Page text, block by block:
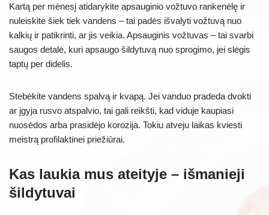
Kartą per mėnesį atidarykite apsauginio vožtuvo rankenėlę ir
nuleiskite šiek tiek vandens – tai padės išvalyti vožtuvą nuo
kalkių ir patikrinti, ar jis veikia. Apsauginis vožtuvas – tai svarbi
saugos detalė, kuri apsaugo šildytuvą nuo sprogimo, jei slėgis
taptų per didelis.
Stebėkite vandens spalvą ir kvapą. Jei vanduo pradeda dvokti
ar įgyja rusvo atspalvio, tai gali reikšti, kad viduje kaupiasi
nuosėdos arba prasidėjo korozija. Tokiu atveju laikas kviesti
meistrą profilaktinei priežiūrai.
Kas laukia mus ateityje – išmanieji
šildytuvai